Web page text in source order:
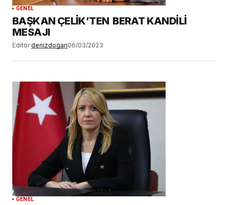
GENEL
BAŞKAN ÇELİK’TEN BERAT KANDİLİ
MESAJI
Editör denizdogan06/03/2023
GENEL